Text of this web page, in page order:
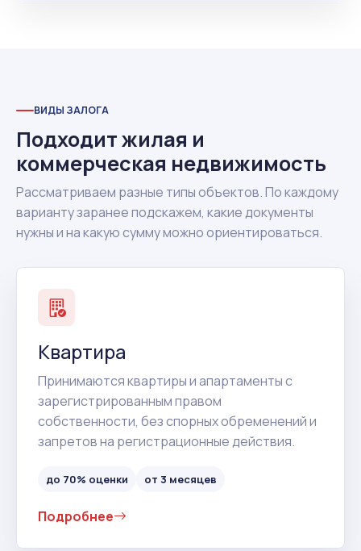
ВИДЫ ЗАЛОГА
Подходит жилая и
коммерческая недвижимость
Рассматриваем разные типы объектов. По каждому
варианту заранее подскажем, какие документы
нужны и на какую сумму можно ориентироваться.
Квартира
Принимаются квартиры и апартаменты с
зарегистрированным правом
собственности, без спорных обременений и
запретов на регистрационные действия.
до 70% оценки от 3 месяцев
Подробнее